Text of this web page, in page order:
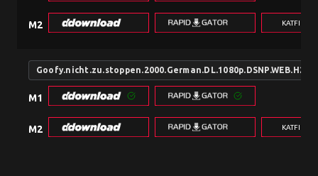
M2
M1
M2